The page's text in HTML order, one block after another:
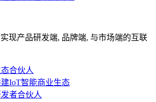
现产品研发端, 品牌端, 与市场端的互联
合伙人
IoT智能商业生态
者合伙人